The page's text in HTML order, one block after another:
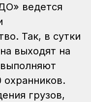
ведется
Так, в сутки
выходят на
охранников.
грузов,